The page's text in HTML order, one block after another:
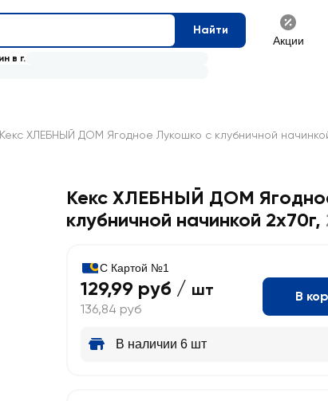
Найти
Акции
в г.
Кекс ХЛЕБНЫЙ ДОМ Ягодное Лукошко с клубничной
Кекс ХЛЕБНЫЙ ДОМ
клубничной начинкой 2х70г,
С Картой №1
129,99 руб / шт
136,84 руб
В
В наличии 6 шт